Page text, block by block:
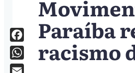
Paraíba
racismo
Facebook
WhatsApp